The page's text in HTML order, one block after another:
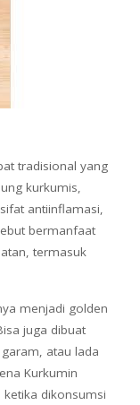
tradisional yang
kurkumis,
antiinflamasi,
bermanfaat
termasuk
menjadi golden
juga dibuat
atau lada
Kurkumin
dikonsumsi